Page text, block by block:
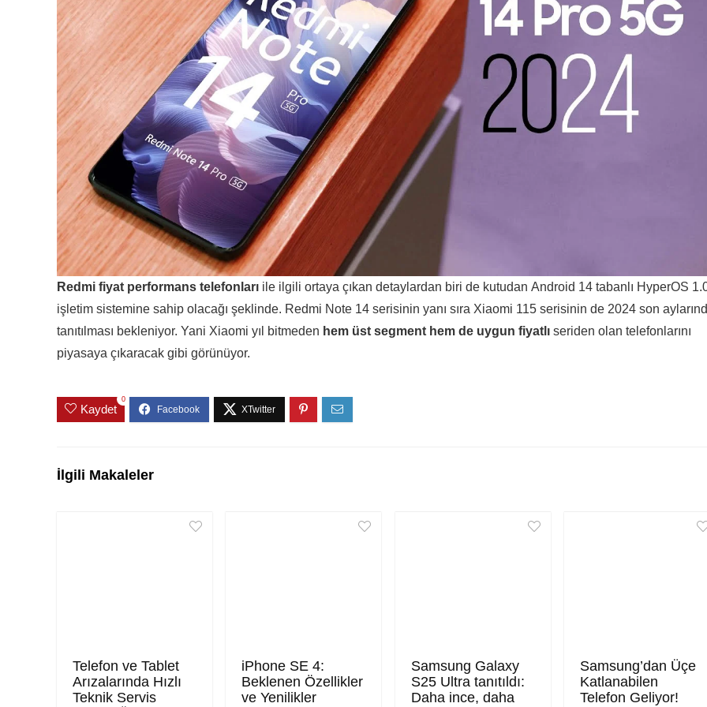
Redmi fiyat performans telefonları ile ilgili ortaya çıkan detaylardan biri de kutudan Android 14 tabanlı HyperOS
işletim sistemine sahip olacağı şeklinde. Redmi Note 14 serisinin yanı sıra Xiaomi 115 serisinin de 2024 son
tanıtılması bekleniyor. Yani Xiaomi yıl bitmeden hem üst segment hem de uygun fiyatlı seriden olan telefonlarını
piyasaya çıkaracak gibi görünüyor.
Kaydet
0
İlgili Makaleler
Telefon ve Tablet
Arızalarında Hızlı
Teknik Servis
iPhone SE 4:
Beklenen Özellikler
ve Yenilikler
Samsung Galaxy
S25 Ultra tanıtıldı:
Daha ince, daha
Samsung’dan Üçe
Katlanabilen
Telefon Geliyor!